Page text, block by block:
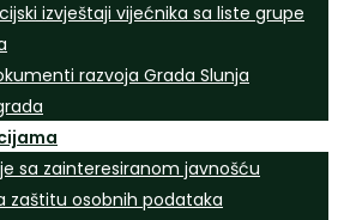
izvještaji vijećnika sa liste grupe
razvoja Grada Slunja
sa zainteresiranom javnošću
zaštitu osobnih podataka